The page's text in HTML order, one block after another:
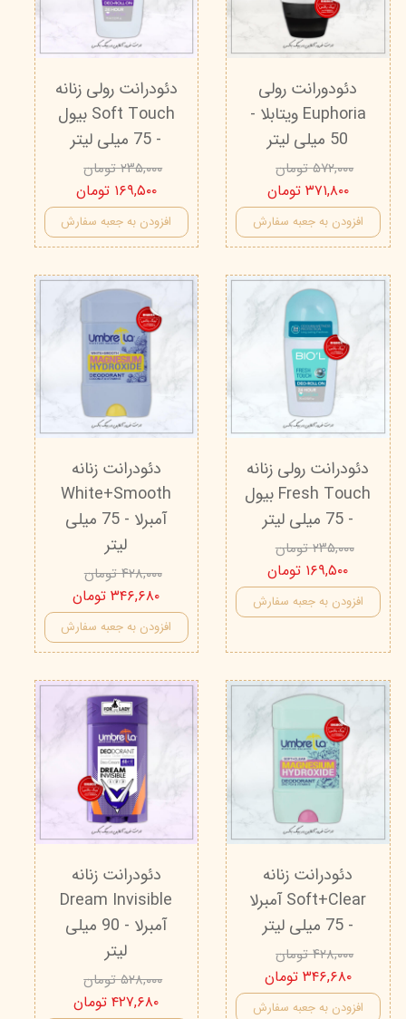
دئودورانت رولی
Euphoria ویتابلا -
50 میلی لیتر
۵۷۲,۰۰۰ تومان
۳۷۱,۸۰۰ تومان
افزودن به جعبه سفارش
دئودرانت رولی زنانه
Soft Touch بیول
- 75 میلی لیتر
۲۳۵,۰۰۰ تومان
۱۶۹,۵۰۰ تومان
افزودن به جعبه سفارش
دئودرانت رولی زنانه
Fresh Touch بیول
- 75 میلی لیتر
۲۳۵,۰۰۰ تومان
۱۶۹,۵۰۰ تومان
افزودن به جعبه سفارش
دئودرانت زنانه
White+Smooth
آمبرلا - 75 میلی
لیتر
۴۲۸,۰۰۰ تومان
۳۴۶,۶۸۰ تومان
افزودن به جعبه سفارش
دئودرانت زنانه
Soft+Clear آمبرلا
- 75 میلی لیتر
۴۲۸,۰۰۰ تومان
۳۴۶,۶۸۰ تومان
افزودن به جعبه سفارش
دئودرانت زنانه
Dream Invisible
آمبرلا - 90 میلی
لیتر
۵۲۸,۰۰۰ تومان
۴۲۷,۶۸۰ تومان